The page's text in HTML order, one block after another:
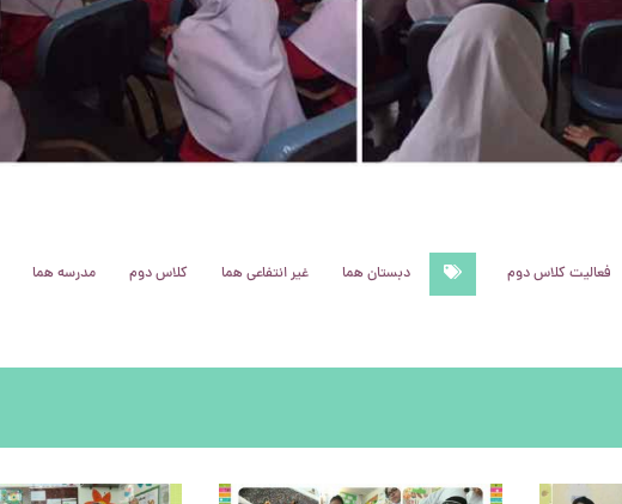
فعالیت کلاس دوم دبستان هما غیر انتفاعی هما کلاس دوم مدرسه هما